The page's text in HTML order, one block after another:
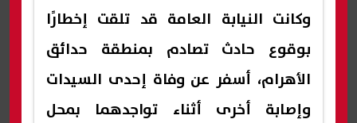
وكانت النيابة العامة قد تلقت إخطارًا
بوقوع حادث تصادم بمنطقة حدائق
الأهرام، أسفر عن وفاة إحدى السيدات
وإصابة أخرى أثناء تواجدهما بمحل